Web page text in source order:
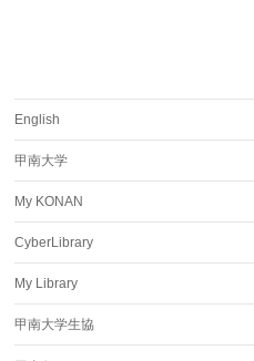
English
甲南大学
My KONAN
CyberLibrary
My Library
甲南大学生協